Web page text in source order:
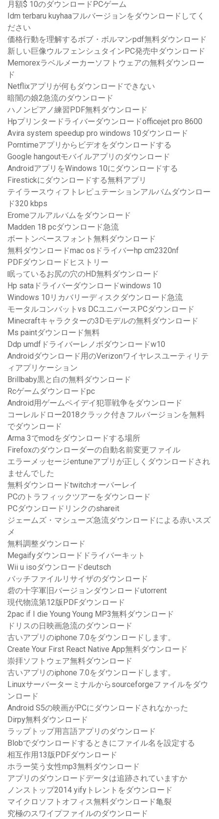
月額$ 10のダウンロードPCゲーム
Idm terbaru kuyhaaフルバージョンをダウンロードしてく
ださい
価格行動を理解するボブ・ボルマンpdf無料ダウンロード
新しい巨像ウルフェンシュタインPC発売中ダウンロード
Memorexラベルメーカーソフトウェアの無料ダウンロー
ド
Netflixアプリが何もダウンロードできない
暗闇の娘2急流のダウンロード
ハノンピアノ練習PDF無料ダウンロード
Hpプリンタードライバーダウンロードofficejet pro 8600
Avira system speedup pro windows 10ダウンロード
Porntimeアプリからビデオをダウンロードする
Google hangoutモバイルアプリのダウンロード
AndroidアプリをWindows 10にダウンロードする
Firestickにダウンロードする無料アプリ
テイラースウィフトレピュテーションアルバムダウンロー
ド320 kbps
Eromeフルアルバムをダウンロード
Madden 18 pcダウンロード急流
ボートンベースフォント無料ダウンロード
無料ダウンロードmac osドライバーhp cm2320nf
PDFダウンロードヒストリー
眠っているお尻の穴のHD無料ダウンロード
Hp sataドライバーダウンロードwindows 10
Windows 10リカバリーディスクダウンロード急流
モータルコンバットvs DCユニバースPCダウンロード
Minecraftキャラクターの3Dモデルの無料ダウンロード
Ms paintダウンロード無料
Ddp umdfドライバーレノボダウンロードw10
Androidダウンロード用のVerizonワイヤレスユーティリテ
ィアプリケーション
Brillbaby黒と白の無料ダウンロード
Rcゲームダウンロードpc
Android用ゲームペイデイ犯罪戦争をダウンロード
コーレルドロー2018クラック付きフルバージョンを無料
でダウンロード
Arma 3でmodをダウンロードする場所
Firefoxのダウンローダーの自動名前変更ファイル
エラーメッセージentuneアプリが正しくダウンロードされ
ませんでした
無料ダウンロードtwitchオーバーレイ
PCのトラフィックツアーをダウンロード
PCダウンロードリンクのshareit
ジェームズ・マシューズ急流ダウンロードによる赤いスズ
メ
無料調整ダウンロード
Megaifyダウンロードドライバーキット
Wii u isoダウンロードdeutsch
バッチファイルリサイザのダウンロード
砦の十字軍旧バージョンダウンロードutorrent
現代物流第12版PDFダウンロード
2pac if I die Young Young MP3無料ダウンロード
ドリスの日映画急流のダウンロード
古いアプリのiphone 7.0をダウンロードします。
Create Your First React Native App無料ダウンロード
崇拝ソフトウェア無料ダウンロード
古いアプリのiphone 7.0をダウンロードします。
Linuxサーバーターミナルからsourceforgeファイルをダウ
ンロード
Android S5の映画がPCにダウンロードされなかった
Dirpy無料ダウンロード
ラップトップ用言語アプリのダウンロード
Blobでダウンロードするときにファイル名を設定する
相互作用13版PDFダウンロード
ホラー笑う女性mp3無料ダウンロード
アプリのダウンロードデータは追跡されていますか
ノンストップ2014 yifyトレントをダウンロード
マイクロソフトオフィス無料ダウンロード亀裂
究極のスワイプファイルのダウンロード